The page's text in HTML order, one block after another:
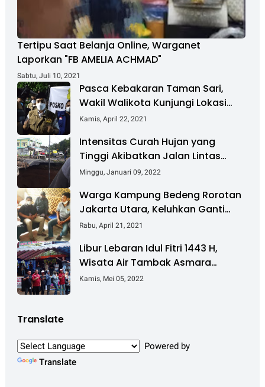
Tertipu Saat Belanja Online, Warganet
Laporkan "FB AMELIA ACHMAD"
Sabtu, Juli 10, 2021
Pasca Kebakaran Taman Sari,
Wakil Walikota Kunjungi Lokasi
Kebakaran Dan Salurkan Bantuan
Kamis, April 22, 2021
Intensitas Curah Hujan yang
Tinggi Akibatkan Jalan Lintas
Sumatera Nyaris Putus
Minggu, Januari 09, 2022
Warga Kampung Bedeng Rorotan
Jakarta Utara, Keluhkan Ganti
Rugi Pembebasan Lahan Tol
Rabu, April 21, 2021
Libur Lebaran Idul Fitri 1443 H,
Wisata Air Tambak Asmara
Kotabaru Dipadati Ribuan
Kamis, Mei 05, 2022
Translate
Powered by
Translate